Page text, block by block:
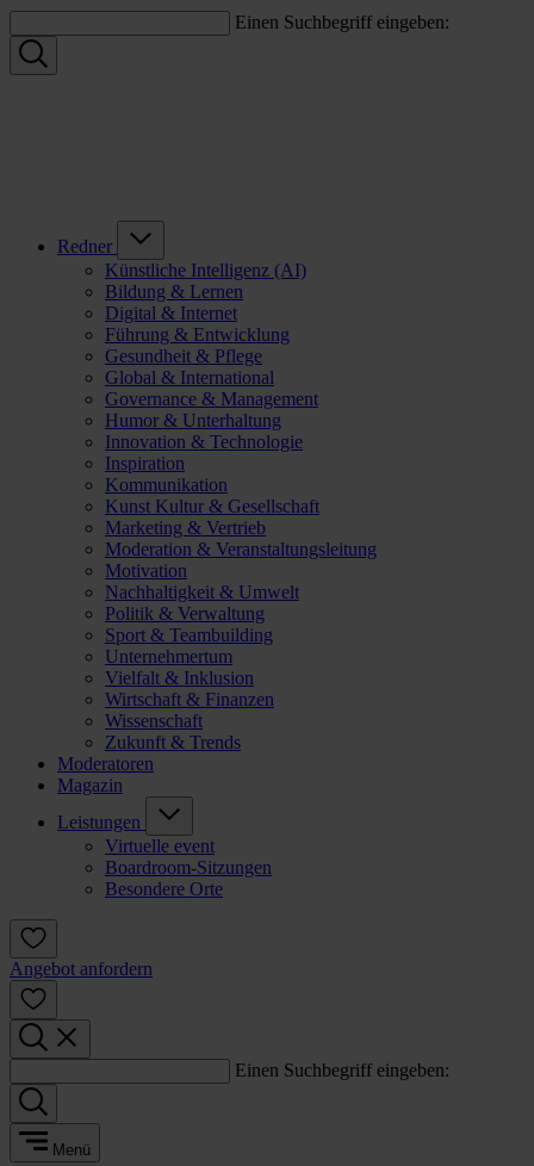
Einen Suchbegriff eingeben:
Redner
Künstliche Intelligenz (AI)
Bildung & Lernen
Digital & Internet
Führung & Entwicklung
Gesundheit & Pflege
Global & International
Governance & Management
Humor & Unterhaltung
Innovation & Technologie
Inspiration
Kommunikation
Kunst Kultur & Gesellschaft
Marketing & Vertrieb
Moderation & Veranstaltungsleitung
Motivation
Nachhaltigkeit & Umwelt
Politik & Verwaltung
Sport & Teambuilding
Unternehmertum
Vielfalt & Inklusion
Wirtschaft & Finanzen
Wissenschaft
Zukunft & Trends
Moderatoren
Magazin
Leistungen
Virtuelle event
Boardroom-Sitzungen
Besondere Orte
Angebot anfordern
Einen Suchbegriff eingeben:
Menü